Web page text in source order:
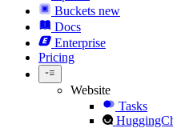
Buckets new
Docs
Enterprise
Pricing
Website
Tasks